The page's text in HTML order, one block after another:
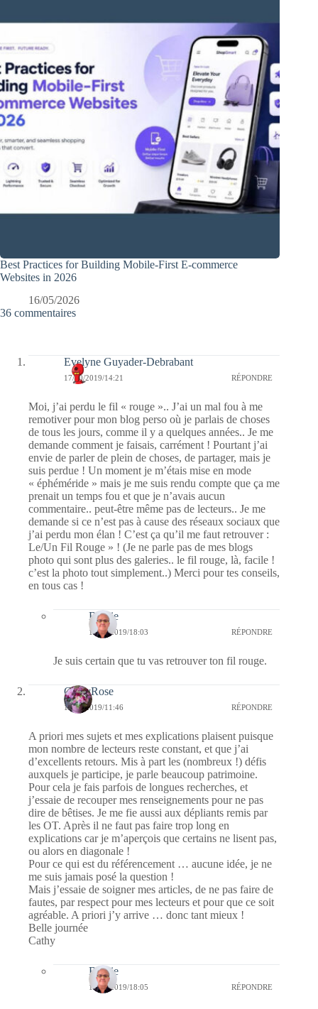
Best Practices for Building Mobile-First E-commerce
Websites in 2026
16/05/2026
36 commentaires
Evelyne Guyader-Debrabant
17/10/2019/14:21 RÉPONDRE
Moi, j’ai perdu le fil « rouge ».. J’ai un mal fou à me
remotiver pour mon blog perso où je parlais de choses
de tous les jours, comme il y a quelques années.. Je me
demande comment je faisais, carrément ! Pourtant j’ai
envie de parler de plein de choses, de partager, mais je
suis perdue ! Un moment je m’étais mise en mode
« éphéméride » mais je me suis rendu compte que ça me
prenait un temps fou et que je n’avais aucun
commentaire.. peut-être même pas de lecteurs.. Je me
demande si ce n’est pas à cause des réseaux sociaux que
j’ai perdu mon élan ! C’est ça qu’il me faut retrouver :
Le/Un Fil Rouge » ! (Je ne parle pas de mes blogs
photo qui sont plus des galeries.. le fil rouge, là, facile !
c’est la photo tout simplement..) Merci pour tes conseils,
en tous cas !
Bernie
17/10/2019/18:03 RÉPONDRE
Je suis certain que tu vas retrouver ton fil rouge.
CathyRose
16/10/2019/11:46 RÉPONDRE
A priori mes sujets et mes explications plaisent puisque
mon nombre de lecteurs reste constant, et que j’ai
d’excellents retours. Mis à part les (nombreux !) défis
auxquels je participe, je parle beaucoup patrimoine.
Pour cela je fais parfois de longues recherches, et
j’essaie de recouper mes renseignements pour ne pas
dire de bêtises. Je me fie aussi aux dépliants remis par
les OT. Après il ne faut pas faire trop long en
explications car je m’aperçois que certains ne lisent pas,
ou alors en diagonale !
Pour ce qui est du référencement … aucune idée, je ne
me suis jamais posé la question !
Mais j’essaie de soigner mes articles, de ne pas faire de
fautes, par respect pour mes lecteurs et pour que ce soit
agréable. A priori j’y arrive … donc tant mieux !
Belle journée
Cathy
Bernie
16/10/2019/18:05 RÉPONDRE